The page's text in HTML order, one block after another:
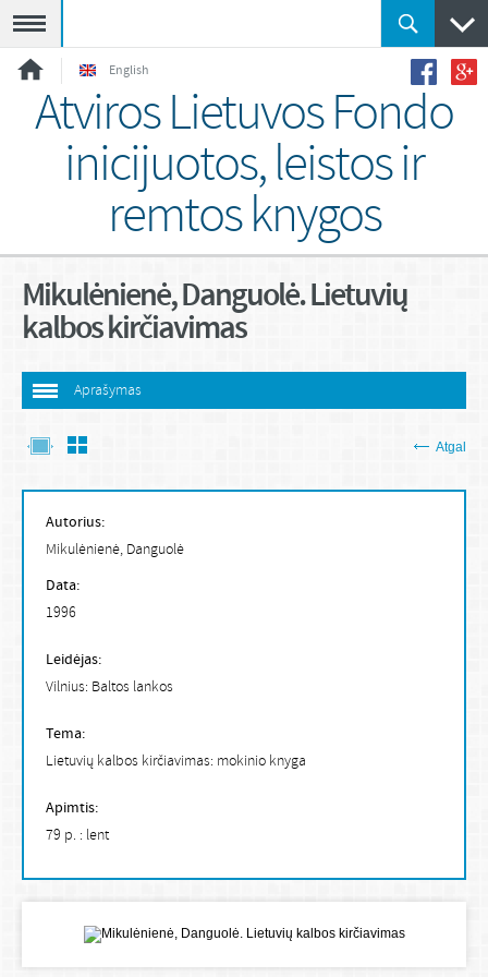
English
Atviros Lietuvos Fondo
inicijuotos, leistos ir
remtos knygos
Mikulėnienė, Danguolė. Lietuvių
kalbos kirčiavimas
Aprašymas
Atgal
Autorius:
Mikulėnienė, Danguolė
Data:
1996
Leidėjas:
Vilnius: Baltos lankos
Tema:
Lietuvių kalbos kirčiavimas: mokinio knyga
Apimtis:
79 p. : lent